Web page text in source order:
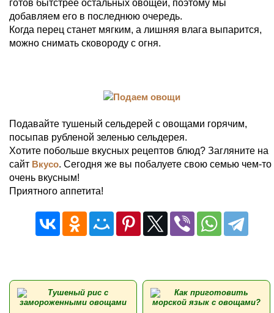
готов бытстрее остальных овощей, поэтому мы
добавляем его в последнюю очередь.
Когда перец станет мягким, а лишняя влага выпарится,
можно снимать сковороду с огня.
Подавайте тушеный сельдерей с овощами горячим,
посыпав рубленой зеленью сельдерея.
Хотите побольше вкусных рецептов блюд? Загляните на
сайт Вкусо. Сегодня же вы побалуете свою семью чем-то
очень вкусным!
Приятного аппетита!